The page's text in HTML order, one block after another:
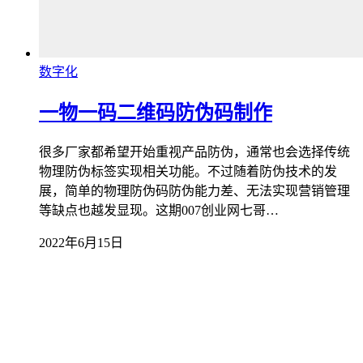
数字化
一物一码二维码防伪码制作
很多厂家都希望开始重视产品防伪，通常也会选择传统
物理防伪标签实现相关功能。不过随着防伪技术的发
展，简单的物理防伪码防伪能力差、无法实现营销管理
等缺点也越发显现。这期007创业网七哥…
2022年6月15日